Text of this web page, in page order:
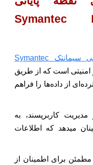
Symantec
رمزگذاری نقطه پایانی سیمانتک Symantec
امنیتی است که از طریق
از داده‌ها را فراهم
مدیریت کاربرپسند، به
میدهد که اطلاعات
مطمئن برای اطمینان از